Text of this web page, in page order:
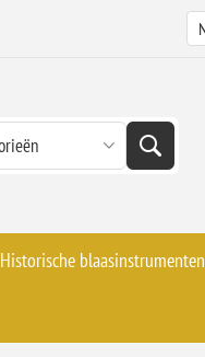
Historische blaasinstrumenten